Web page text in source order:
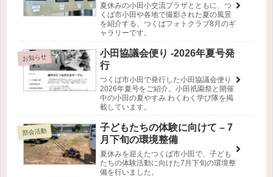
夏休みの小田小交流プラザとともに、つ
くば市小田や各地で撮影された夏の風景
を紹介する、つくばフォトクラブ8月のギ
ャラリーです。
お知らせ
小田協議会便り -2026年夏号発
行
つくば市小田で発行した小田協議会便り
2026年夏号をご紹介。小田祇園祭と開催
中の小田の夏やすみ わくわく学び隊を掲
載しています。
部会活動
子どもたちの体験に向けて – 7
月下旬の環境整備
夏休みを迎えたつくば市小田で、子ども
たちの体験活動に向けた7月下旬の環境整
備を行いました。